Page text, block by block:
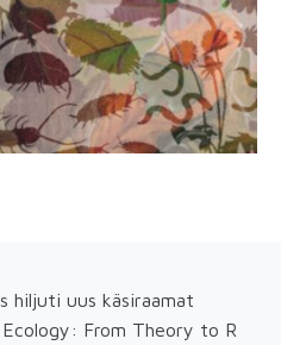
hiljuti uus käsiraamat
From Theory to R